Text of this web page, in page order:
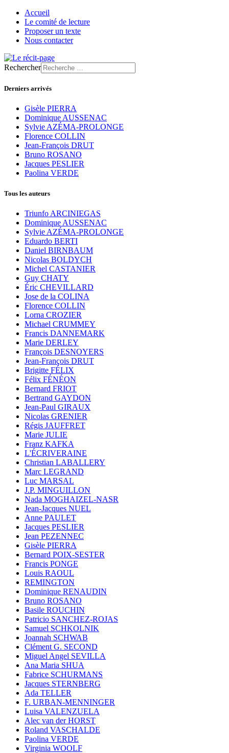
Accueil
Le comité de lecture
Proposer un texte
Nous contacter
Rechercher
Derniers arrivés
Gisèle PIERRA
Dominique AUSSENAC
Sylvie AZÉMA-PROLONGE
Florence COLLIN
Jean-François DRUT
Bruno ROSANO
Jacques PESLIER
Paolina VERDE
Tous les auteurs
Triunfo ARCINIEGAS
Dominique AUSSENAC
Sylvie AZÉMA-PROLONGE
Eduardo BERTI
Daniel BIRNBAUM
Nicolas BOLDYCH
Michel CASTANIER
Guy CHATY
Éric CHEVILLARD
Jose de la COLINA
Florence COLLIN
Lorna CROZIER
Michael CRUMMEY
Francis DANNEMARK
Marie DERLEY
François DESNOYERS
Jean-François DRUT
Brigitte FÉLIX
Félix FÉNÉON
Bernard FRIOT
Bertrand GAYDON
Jean-Paul GIRAUX
Nicolas GRENIER
Régis JAUFFRET
Marie JULIE
Franz KAFKA
L'ÉCRIVERAINE
Christian LABALLERY
Marc LEGRAND
Luc MARSAL
J.P. MINGUILLON
Nada MOGHAIZEL-NASR
Jean-Jacques NUEL
Anne PAULET
Jacques PESLIER
Jean PEZENNEC
Gisèle PIERRA
Bernard POIX-SESTER
Francis PONGE
Louis RAOUL
REMINGTON
Dominique RENAUDIN
Bruno ROSANO
Basile ROUCHIN
Patricio SANCHEZ-ROJAS
Samuel SCHKOLNIK
Joannah SCHWAB
Clément G. SECOND
Miguel Angel SEVILLA
Ana Maria SHUA
Fabrice SCHURMANS
Jacques STERNBERG
Ada TELLER
F. URBAN-MENNINGER
Luisa VALENZUELA
Alec van der HORST
Roland VASCHALDE
Paolina VERDE
Virginia WOOLF